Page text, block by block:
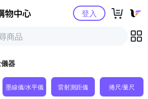
Yahoo購物中心登入
器
墨線儀/水平儀 雷射測距儀 捲尺/量尺